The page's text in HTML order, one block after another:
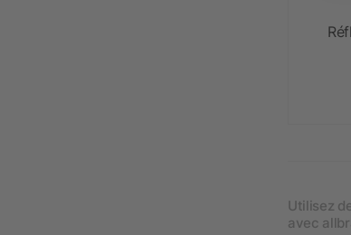
Utilisez
avec